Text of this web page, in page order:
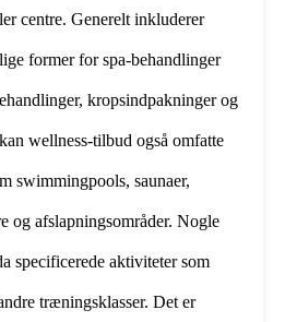
centre. Generelt inkluderer
former for spa-behandlinger
kropsindpakninger og
wellness-tilbud også omfatte
swimmingpools, saunaer,
og afslapningsområder. Nogle
specificerede aktiviteter som
træningsklasser. Det er